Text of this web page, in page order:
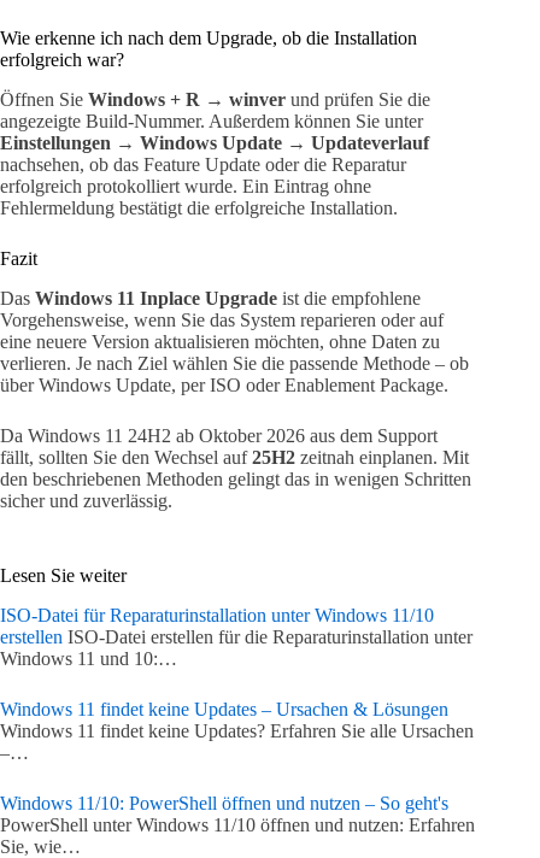
Wie erkenne ich nach dem Upgrade, ob die Installation
erfolgreich war?
Öffnen Sie Windows + R → winver und prüfen Sie die
angezeigte Build-Nummer. Außerdem können Sie unter
Einstellungen → Windows Update → Updateverlauf
nachsehen, ob das Feature Update oder die Reparatur
erfolgreich protokolliert wurde. Ein Eintrag ohne
Fehlermeldung bestätigt die erfolgreiche Installation.
Fazit
Das Windows 11 Inplace Upgrade ist die empfohlene
Vorgehensweise, wenn Sie das System reparieren oder auf
eine neuere Version aktualisieren möchten, ohne Daten zu
verlieren. Je nach Ziel wählen Sie die passende Methode – ob
über Windows Update, per ISO oder Enablement Package.
Da Windows 11 24H2 ab Oktober 2026 aus dem Support
fällt, sollten Sie den Wechsel auf25H2 zeitnah einplanen. Mit
den beschriebenen Methoden gelingt das in wenigen Schritten
sicher und zuverlässig.
Lesen Sie weiter
ISO-Datei für Reparaturinstallation unter Windows 11/10
erstellen ISO-Datei erstellen für die Reparaturinstallation unter
Windows 11 und 10:…
Windows 11 findet keine Updates – Ursachen & Lösungen
Windows 11 findet keine Updates? Erfahren Sie alle Ursachen
–…
Windows 11/10: PowerShell öffnen und nutzen – So geht's
PowerShell unter Windows 11/10 öffnen und nutzen: Erfahren
Sie, wie…